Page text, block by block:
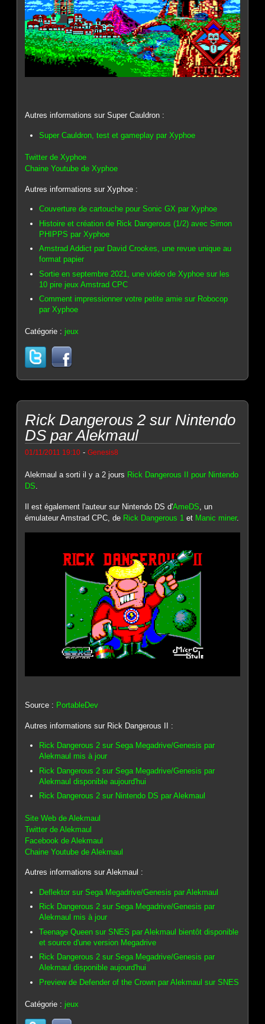
Autres informations sur Super Cauldron :
Super Cauldron, test et gameplay par Xyphoe
Twitter de Xyphoe
Chaine Youtube de Xyphoe
Autres informations sur Xyphoe :
Couverture de cartouche pour Sonic GX par Xyphoe
Histoire et création de Rick Dangerous (1/2) avec Simon
PHIPPS par Xyphoe
Amstrad Addict par David Crookes, une revue unique au
format papier
Sortie en septembre 2021, une vidéo de Xyphoe sur les
10 pire jeux Amstrad CPC
Comment impressionner votre petite amie sur Robocop
par Xyphoe
Catégorie :jeux
Rick Dangerous 2 sur Nintendo
DS par Alekmaul
01/11/2011 19:10 -Genesis8
Alekmaul a sorti il y a 2 jours Rick Dangerous II pour Nintendo
DS.
Il est également l'auteur sur Nintendo DS d'AmeDS , un
émulateur Amstrad CPC, de Rick Dangerous 1 et Manic miner.
Source : PortableDev
Autres informations sur Rick Dangerous II :
Rick Dangerous 2 sur Sega Megadrive/Genesis par
Alekmaul mis à jour
Rick Dangerous 2 sur Sega Megadrive/Genesis par
Alekmaul disponible aujourd'hui
Rick Dangerous 2 sur Nintendo DS par Alekmaul
Site Web de Alekmaul
Twitter de Alekmaul
Facebook de Alekmaul
Chaine Youtube de Alekmaul
Autres informations sur Alekmaul :
Deflektor sur Sega Megadrive/Genesis par Alekmaul
Rick Dangerous 2 sur Sega Megadrive/Genesis par
Alekmaul mis à jour
Teenage Queen sur SNES par Alekmaul bientôt disponible
et source d'une version Megadrive
Rick Dangerous 2 sur Sega Megadrive/Genesis par
Alekmaul disponible aujourd'hui
Preview de Defender of the Crown par Alekmaul sur SNES
Catégorie :jeux